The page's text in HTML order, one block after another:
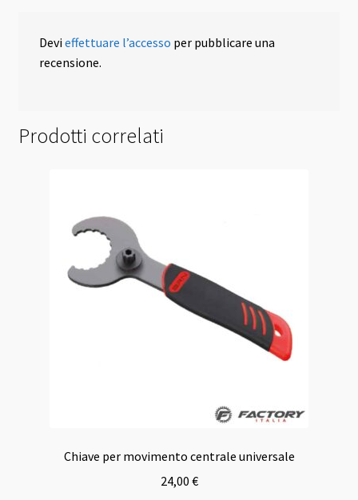
Devieffettuare l’accesso per pubblicare una
recensione.
Prodotti correlati
Chiave per movimento centrale universale
24,00 €